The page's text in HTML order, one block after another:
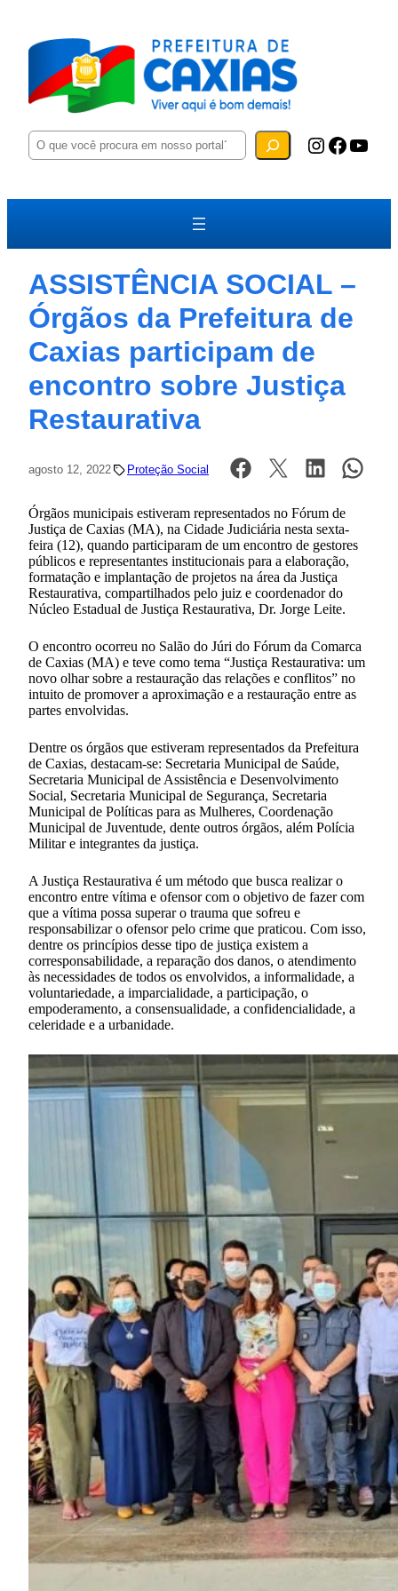
P
e
u
a
Instagram Facebook YouTube
ASSISTÊNCIA SOCIAL –
Órgãos da Prefeitura de
Caxias participam de
encontro sobre Justiça
Restaurativa
agosto 12, 2022 Proteção Social
Órgãos municipais estiveram representados no Fórum de
Justiça de Caxias (MA), na Cidade Judiciária nesta sexta-
feira (12), quando participaram de um encontro de gestores
públicos e representantes institucionais para a elaboração,
formatação e implantação de projetos na área da Justiça
Restaurativa, compartilhados pelo juiz e coordenador do
Núcleo Estadual de Justiça Restaurativa, Dr. Jorge Leite.
O encontro ocorreu no Salão do Júri do Fórum da Comarca
de Caxias (MA) e teve como tema “Justiça Restaurativa: um
novo olhar sobre a restauração das relações e conflitos” no
intuito de promover a aproximação e a restauração entre as
partes envolvidas.
Dentre os órgãos que estiveram representados da Prefeitura
de Caxias, destacam-se: Secretaria Municipal de Saúde,
Secretaria Municipal de Assistência e Desenvolvimento
Social, Secretaria Municipal de Segurança, Secretaria
Municipal de Políticas para as Mulheres, Coordenação
Municipal de Juventude, dente outros órgãos, além Polícia
Militar e integrantes da justiça.
A Justiça Restaurativa é um método que busca realizar o
encontro entre vítima e ofensor com o objetivo de fazer com
que a vítima possa superar o trauma que sofreu e
responsabilizar o ofensor pelo crime que praticou. Com isso,
dentre os princípios desse tipo de justiça existem a
corresponsabilidade, a reparação dos danos, o atendimento
às necessidades de todos os envolvidos, a informalidade, a
voluntariedade, a imparcialidade, a participação, o
empoderamento, a consensualidade, a confidencialidade, a
celeridade e a urbanidade.